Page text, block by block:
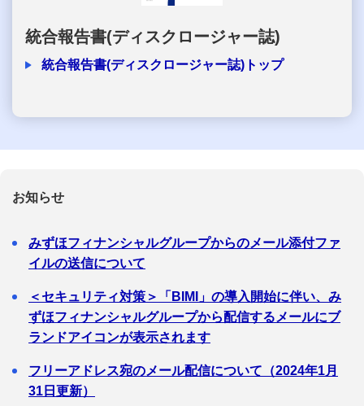
統合報告書(ディスクロージャー誌)
統合報告書(ディスクロージャー誌)トップ
お知らせ
みずほフィナンシャルグループからのメール添付ファ
イルの送信について
＜セキュリティ対策＞「BIMI」の導入開始に伴い、み
ずほフィナンシャルグループから配信するメールにブ
ランドアイコンが表示されます
フリーアドレス宛のメール配信について（2024年1月
31日更新）